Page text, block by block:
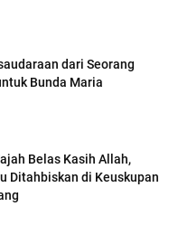
dari Seorang
Bunda Maria
Belas Kasih Allah,
Ditahbiskan di Keuskupan